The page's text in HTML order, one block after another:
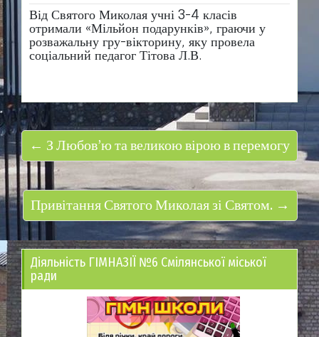
Від Святого Миколая учні 3-4 класів
отримали «Мільйон подарунків», граючи у
розважальну гру-вікторину, яку провела
соціальний педагог Тітова Л.В.
← З Любов’ю та великою вірою в перемогу
Привітання Святого Миколая зі Святом. →
Діяльність ГІМНАЗІЇ №6 Смілянської міської
ради